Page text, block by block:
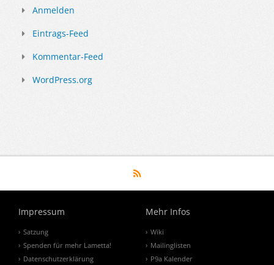
Anmelden
Eintrags-Feed
Kommentar-Feed
WordPress.org
Impressum
Satzung
Spenden für mehr Lametta!
Datenschutzerklärung
Mehr Infos
Wiki
Mailinglisten
P9a Kalender